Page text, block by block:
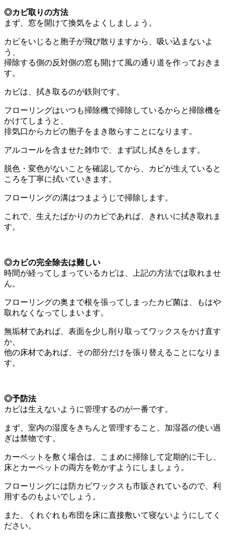
◎カビ取りの方法
まず、窓を開けて換気をよくしましょう。
カビをいじると胞子が飛び散りますから、吸い込まないよ
う、
掃除する側の反対側の窓も開けて風の通り道を作っておきま
す。
カビは、拭き取るのが鉄則です。
フローリングはいつも掃除機で掃除しているからと掃除機を
かけてしまうと、
排気口からカビの胞子をまき散らすことになります。
アルコールを含ませた雑巾で、まず試し拭きをします。
脱色・変色がないことを確認してから、カビが生えていると
ころを丁寧に拭いていきます。
フローリングの溝はつまようじで掃除します。
これで、生えたばかりのカビであれば、きれいに拭き取れま
す。
◎カビの完全除去は難しい
時間が経ってしまっているカビは、上記の方法では取れませ
ん。
フローリングの奥まで根を張ってしまったカビ菌は、もはや
取れなくなってしまいます。
無垢材であれば、表面を少し削り取ってワックスをかけ直す
か、
他の床材であれば、その部分だけを張り替えることになりま
す。
◎予防法
カビは生えないように管理するのが一番です。
まず、室内の湿度をきちんと管理すること。加湿器の使い過
ぎは禁物です。
カーペットを敷く場合は、こまめに掃除して定期的に干し、
床とカーペットの両方を乾かすようにしましょう。
フローリングには防カビワックスも市販されているので、利
用するのもよいでしょう。
また、くれぐれも布団を床に直接敷いて寝ないようにしてく
ださい。